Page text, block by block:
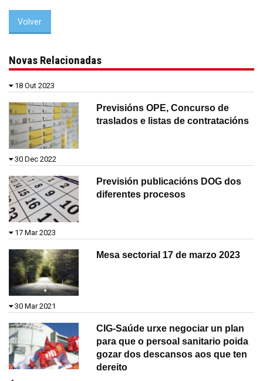
Volver
Novas Relacionadas
18 Out 2023
Previsións OPE, Concurso de
traslados e listas de contratacións
30 Dec 2022
Previsión publicacións DOG dos
diferentes procesos
17 Mar 2023
Mesa sectorial 17 de marzo 2023
30 Mar 2021
CIG-Saúde urxe negociar un plan
para que o persoal sanitario poida
gozar dos descansos aos que ten
dereito